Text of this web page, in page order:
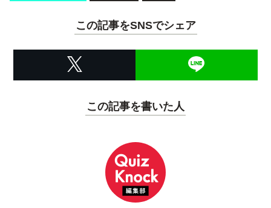
この記事をSNSでシェア
この記事を書いた人